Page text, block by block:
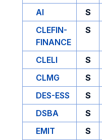
AI
S
CLEFIN-
FINANCE
S
CLELI S
CLMG
S
DES-ESS
S
DSBA
S
EMIT
S